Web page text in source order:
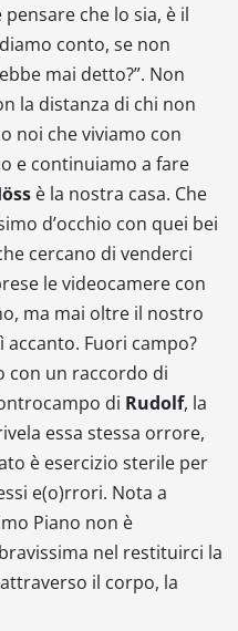
che lo sia, è il
conto, se non
mai detto?”. Non
la distanza di chi non
noi che viviamo con
e continuiamo a fare
è la nostra casa. Che
d’occhio con quei bei
cercano di venderci
le videocamere con
ma mai oltre il nostro
Fuori campo?
con un raccordo di
di Rudolf, la
essa stessa orrore,
è esercizio sterile per
e(o)rrori. Nota a
Piano non è
nel restituirci la
il corpo, la